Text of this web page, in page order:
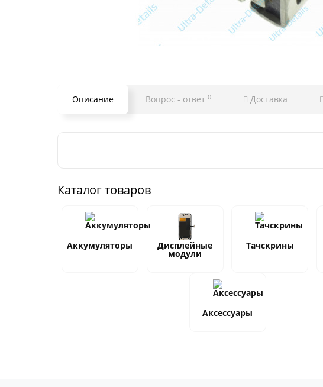
Описание Вопрос - ответ 0 Доставка
Каталог товаров
Аккумуляторы Дисплейные
модули
Тачскрины
Аксессуары